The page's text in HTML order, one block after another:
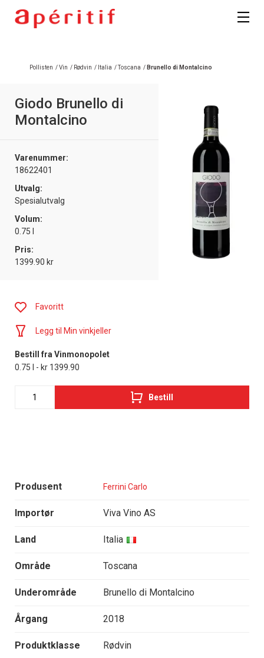
Pollisten /Vin / Rødvin / Italia /Toscana / Brunello di Montalcino
Giodo Brunello di
Montalcino
Varenummer:
18622401
Utvalg:
Spesialutvalg
Volum:
0.75 l
Pris:
1399.90 kr
Produsent Ferrini Carlo
Importør Viva Vino AS
Land Italia
Område Toscana
Underområde Brunello di Montalcino
Årgang 2018
Produktklasse Rødvin
Favoritt
Legg til Min vinkjeller
Bestill fra Vinmonopolet
0.75 l - kr 1399.90
Bestill